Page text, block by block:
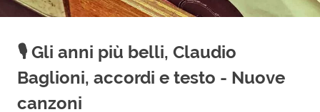
🎙️ Gli anni più belli, Claudio
Baglioni, accordi e testo - Nuove
canzoni